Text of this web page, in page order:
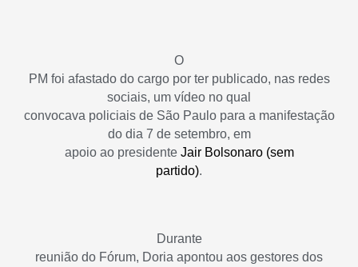
O
PM foi afastado do cargo por ter publicado, nas redes
sociais, um vídeo no qual
convocava policiais de São Paulo para a manifestação
do dia 7 de setembro, em
apoio ao presidente Jair Bolsonaro (sem
partido).
Durante
reunião do Fórum, Doria apontou aos gestores dos